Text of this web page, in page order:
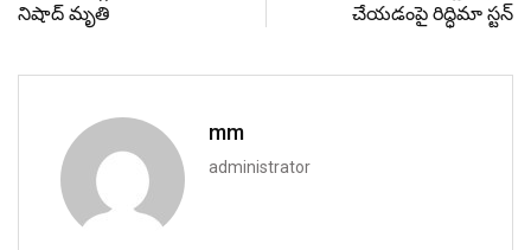
నిషాద్ మృతి
చేయడంపై రిద్ధిమా స్టన్
mm
administrator